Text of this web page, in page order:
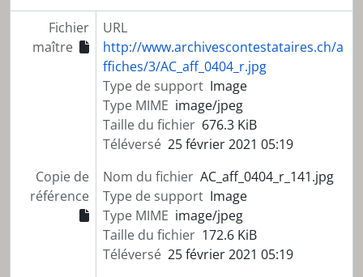
Fichier
maître
URL
http://www.archivescontestataires.ch/a
ffiches/3/AC_aff_0404_r.jpg
Type de support Image
Type MIME image/jpeg
Taille du fichier 676.3 KiB
Téléversé 25 février 2021 05:19
Copie de
référence
Nom du fichier AC_aff_0404_r_141.jpg
Type de support Image
Type MIME image/jpeg
Taille du fichier 172.6 KiB
Téléversé 25 février 2021 05:19